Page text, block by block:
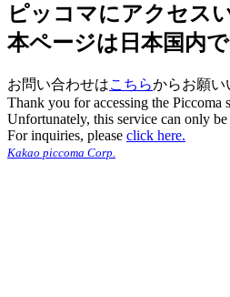
ピッコマにアクセス
本ページは日本国内
お問い合わせはこちらからお願い
Thank you for accessing the Piccoma
Unfortunately, this service can only be
For inquiries, please click here.
Kakao piccoma Corp.